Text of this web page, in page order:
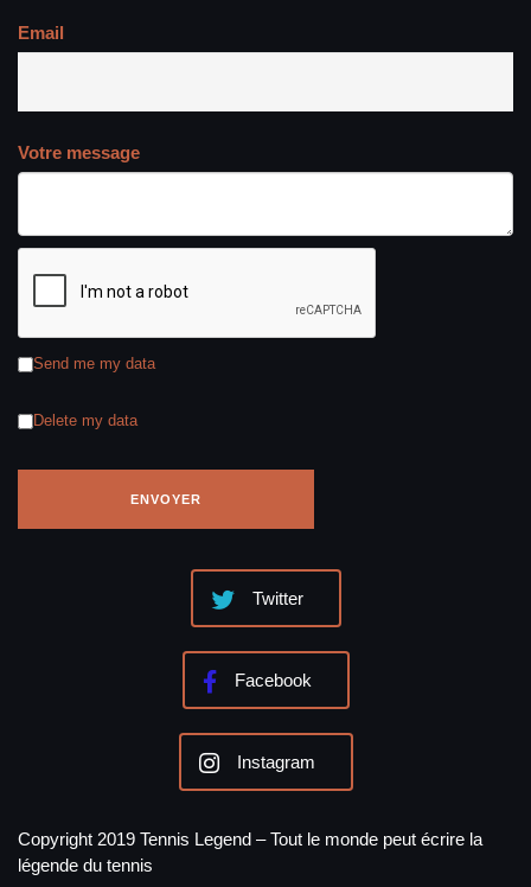
Email
Votre message
Send me my data
Delete my data
Twitter
Facebook
Instagram
Copyright 2019 Tennis Legend – Tout le monde peut écrire la
légende du tennis